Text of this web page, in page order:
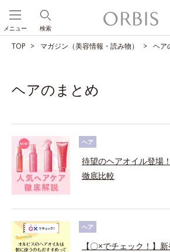
検索
メニュー
TOP マガジン（美容情報・読み物） ヘア
ヘアのまとめ
ヘア
待望のヘアオイル登場
徹底比較
ヘア
【〇×でチェック！】